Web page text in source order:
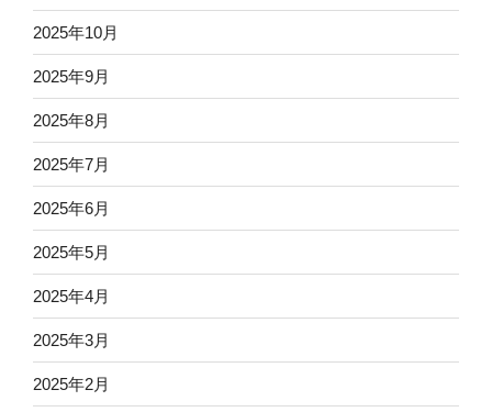
2025年10月
2025年9月
2025年8月
2025年7月
2025年6月
2025年5月
2025年4月
2025年3月
2025年2月